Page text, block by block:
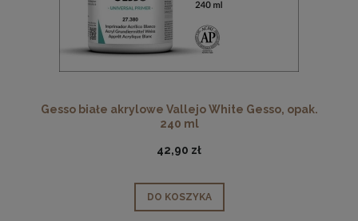
Gesso białe akrylowe Vallejo White Gesso, opak.
240 ml
42,90 zł
DO KOSZYKA